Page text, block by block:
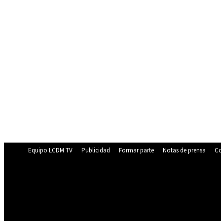
Equipo LCDM TV Publicidad Formar parte Notas de prensa